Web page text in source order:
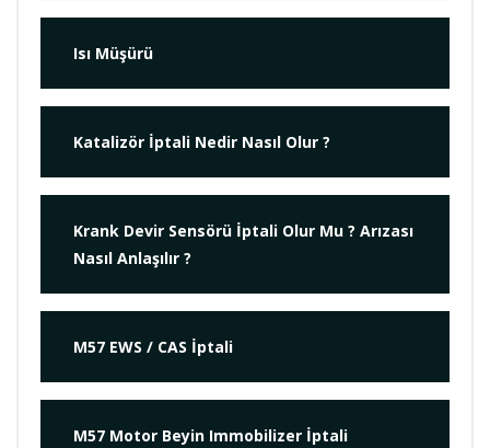
Isı Müşürü
Katalizör İptali Nedir Nasıl Olur ?
Krank Devir Sensörü İptali Olur Mu ? Arızası
Nasıl Anlaşılır ?
M57 EWS / CAS İptali
M57 Motor Beyin Immobilizer İptali